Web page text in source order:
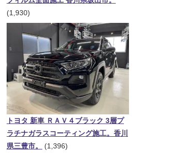
(1,930)
トヨタ 新車 ＲＡＶ４ブラック 3層プ
ラチナガラスコーティング施工。香川
県三豊市。
(1,396)